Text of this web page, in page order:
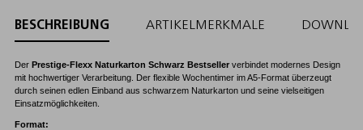
BESCHREIBUNG ARTIKELMERKMALE
Der Prestige-Flexx Naturkarton Schwarz Bestseller verbindet modernes Design
mit hochwertiger Verarbeitung. Der flexible Wochentimer im A5-Format überzeugt
durch seinen edlen Einband aus schwarzem Naturkarton und seine vielseitigen
Einsatzmöglichkeiten.
Format: